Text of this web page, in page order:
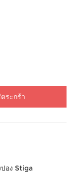
ระกร้า
อง Stiga